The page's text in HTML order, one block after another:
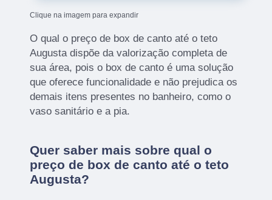
Clique na imagem para expandir
O qual o preço de box de canto até o teto
Augusta dispõe da valorização completa de
sua área, pois o box de canto é uma solução
que oferece funcionalidade e não prejudica os
demais itens presentes no banheiro, como o
vaso sanitário e a pia.
Quer saber mais sobre qual o
preço de box de canto até o teto
Augusta?